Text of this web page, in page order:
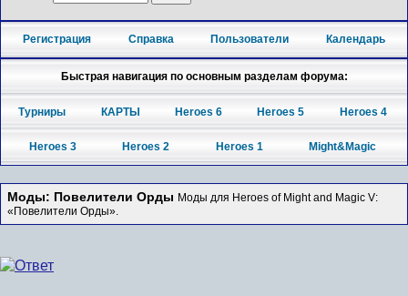
Регистрация Справка Пользователи Календарь
Быстрая навигация по основным разделам форума:
Турниры КАРТЫ Heroes 6 Heroes 5 Heroes 4
Heroes 3 Heroes 2 Heroes 1 Might&Magic
Моды: Повелители Орды Моды для Heroes of Might and Magic V:
«Повелители Орды».